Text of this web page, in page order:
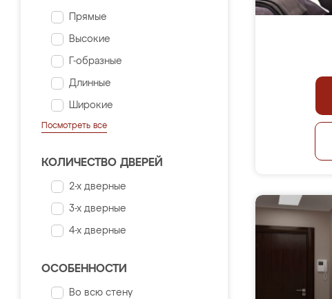
Прямые
Высокие
Г-образные
Длинные
Широкие
Посмотреть все
КОЛИЧЕСТВО ДВЕРЕЙ
2-х дверные
3-х дверные
4-х дверные
ОСОБЕННОСТИ
Во всю стену